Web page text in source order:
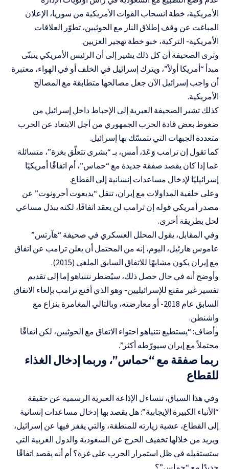
الأمريكية، خطة انسحاب القوات الأمريكية من سوريا، الإعلان
المباغت عن وقف إطلاق النار مع الحوثيين، تطوّر العلاقات
الأمريكية- التركية، خبو خطة تهجير الغزيين.
وترى الصحيفة أن كل ذلك يشير إلى أن الرئيس الأمريكي يتبنّى
مبدأ “أمريكا أولاً”، ويترك إسرائيل في الخلف أو في الهواء، معتبرة
أن واجب إسرائيل الآن جعل مصالحها متطابقة مع المصالح
الأمريكية.
كذلك تشير الصحيفة العبرية إلى الإحباط داخل إسرائيل من
ضغوط بعض قادة الحزب الجمهوري من أجل الابتعاد عن الحرب
متعددة الجبهات التي تتمسّك بها إسرائيل.
كما تقول إن ترامب وَعَدَ، أمس، بـ “بشرى تتعلّق بغزة”، متسائلة
عما إذا كان يقصد صفقة جديدة مع “حماس”، أم اتفاقًا أمريكيًا
إسرائيليًا لإدخال مساعدات إنسانية إلى القطاع.
وعلى خلفية المداولات مع إيران، تنقل “يديعوت أحرونوت” عن
مصدر أمريكي قوله إن ترامب لن يعقد اتفاقًا، لكنه يبذل مساعي
لحل بطريقة أخرى.
وفي المقابل، يقول المحلل العسكري في صحيفة “هآرتس”
عاموس هارئيل، اليوم، إنه من المحتمل أن يعلن ترامب عن اتفاق
مع إيران يكون مشابهًا للاتفاق السابق الملغى (2015).
وأوضح أنه في حال حصل ذلك، سيُضطر نتنياهو إما إلى تقديم
تفسير غير مقنع للإسرائيليين- وهو الذي أقنع ترامب بإلغاء الاتفاق
السابق عام 2018- أو معارضته، وبالتالي المغامرة بنزاع مع
واشنطن.
وأضاف: “يستطيع نتنياهو احتواء الاتفاق مع الحوثيين، لكن اتفاقًا
محتملاً مع إيران سيورّطه أكثر”.
ربما صفقة مع “حماس”، وربما إدخال الغذاء
للقطاع
وفي هذا السياق، تتساءل الإذاعة العبرية الرسمية عن حقيقة
“الأنباء الكبيرة الإيجابية”: هل يقصد بها إدخال مساعدات إنسانية
إلى القطاع، عشية زيارته للمنطقة، والتي يقفز فيها عن إسرائيل،
ويريد من خلالها تخفيف الحرج عن السعودية والدول العربية التي
ستستقبله في ظل استمرار الحرب على غزة؟ أم أنه يقصد اتفاقًا
جديدًا مع “حماس”؟